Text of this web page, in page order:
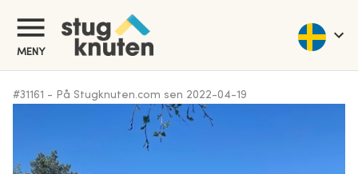
MENY
#31161 - På Stugknuten.com sen 2022-04-19